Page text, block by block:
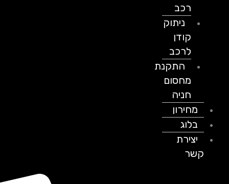
ניתוק
לרכב
התקנת
מחסום
חניה
מחירון
בלוג
יצירת
קשר